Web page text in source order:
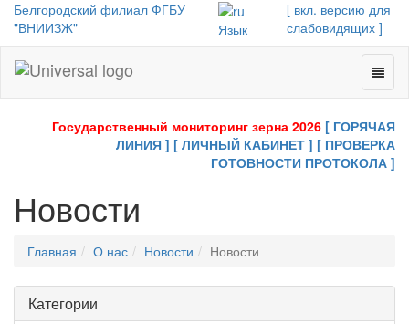
Белгородский филиал ФГБУ
"ВНИИЗЖ"
Язык
[ вкл. версию для
слабовидящих ]
-
Toggle
Государственный мониторинг зерна 2026 [ ГОРЯЧАЯ
ЛИНИЯ ] [ ЛИЧНЫЙ КАБИНЕТ ] [ ПРОВЕРКА
ГОТОВНОСТИ ПРОТОКОЛА ]
Новости
Главная О нас Новости Новости
Категории